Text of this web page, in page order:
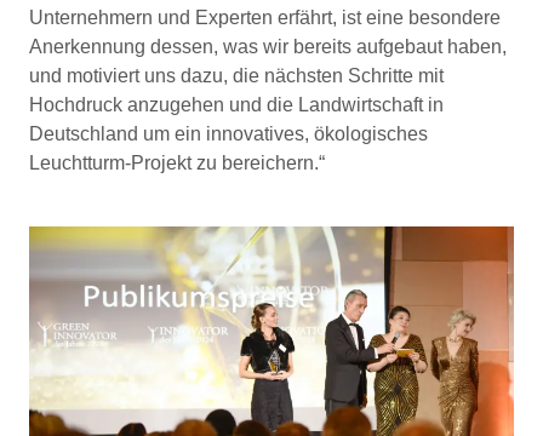
Unternehmern und Experten erfährt, ist eine besondere
Anerkennung dessen, was wir bereits aufgebaut haben,
und motiviert uns dazu, die nächsten Schritte mit
Hochdruck anzugehen und die Landwirtschaft in
Deutschland um ein innovatives, ökologisches
Leuchtturm-Projekt zu bereichern.“